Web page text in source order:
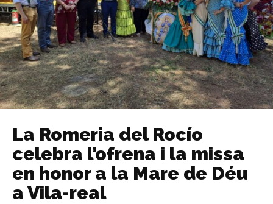
La Romeria del Rocío
celebra l’ofrena i la missa
en honor a la Mare de Déu
a Vila-real